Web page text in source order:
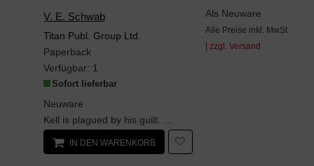
V. E. Schwab
Titan Publ. Group Ltd.
Paperback
Verfügbar: 1
Sofort lieferbar
Neuware
Kell is plagued by his guilt. Restless, and having given up smuggling, he is visited by dreams of...
Als Neuware
Alle Preise inkl. MwSt
| zzgl. Versand
IN DEN WARENKORB